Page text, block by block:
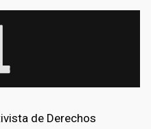
de Derechos